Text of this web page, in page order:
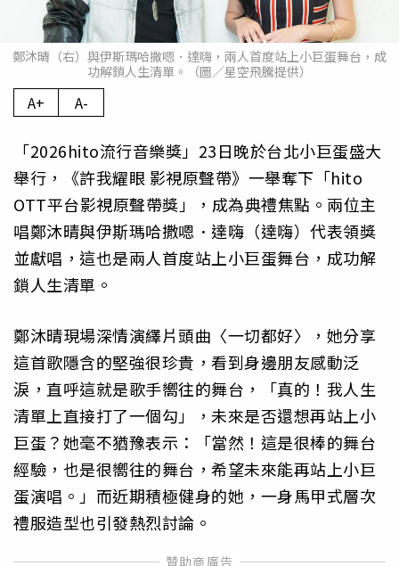
鄭沐晴（右）與伊斯瑪哈撒嗯．達嗨，兩人首度站上小巨蛋舞台，成
功解鎖人生清單。（圖／星空飛騰提供）
A+ A-
「2026hito流行音樂獎」23日晚於台北小巨蛋盛大
舉行，《許我耀眼 影視原聲帶》一舉奪下「hito
OTT平台影視原聲帶獎」，成為典禮焦點。兩位主
唱鄭沐晴與伊斯瑪哈撒嗯．達嗨（達嗨）代表領獎
並獻唱，這也是兩人首度站上小巨蛋舞台，成功解
鎖人生清單。
鄭沐晴現場深情演繹片頭曲〈一切都好〉，她分享
這首歌隱含的堅強很珍貴，看到身邊朋友感動泛
淚，直呼這就是歌手嚮往的舞台，「真的！我人生
清單上直接打了一個勾」，未來是否還想再站上小
巨蛋？她毫不猶豫表示：「當然！這是很棒的舞台
經驗，也是很嚮往的舞台，希望未來能再站上小巨
蛋演唱。」而近期積極健身的她，一身馬甲式層次
禮服造型也引發熱烈討論。